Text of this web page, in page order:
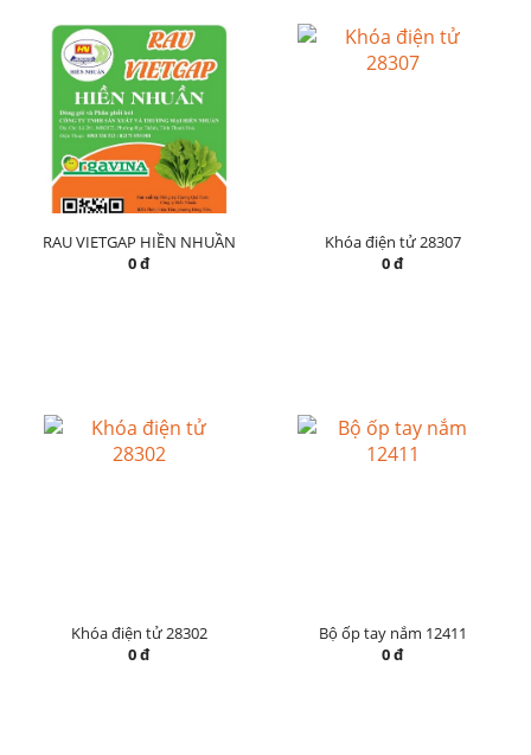
RAU VIETGAP HIỀN NHUẦN
0 đ
Khóa điện tử 28307
0 đ
Khóa điện tử 28302
0 đ
Bộ ốp tay nắm 12411
0 đ